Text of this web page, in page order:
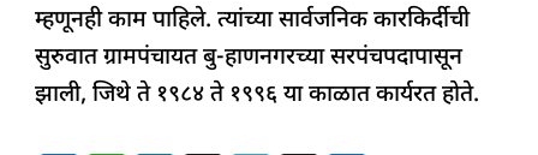
म्हणूनही काम पाहिले. त्यांच्या सार्वजनिक कारकिर्दीची
सुरुवात ग्रामपंचायत बु-हाणनगरच्या सरपंचपदापासून
झाली, जिथे ते १९८४ ते १९९६ या काळात कार्यरत होते.